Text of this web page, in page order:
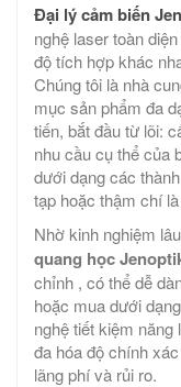
Đại lý cảm biến
nghệ laser toàn
độ tích hợp khác
Chúng tôi là nhà
mục sản phẩm đa
tiến, bắt đầu từ lõi:
nhu cầu cụ thể của
dưới dạng các
tạp hoặc thậm chí
Nhờ kinh nghiệm
quang học
chỉnh , có thể dễ
hoặc mua dưới
nghệ tiết kiệm
đa hóa độ chính
lãng phí và rủi ro.